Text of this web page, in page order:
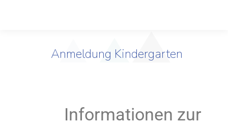
Anmeldung Kindergarten
Informationen zur